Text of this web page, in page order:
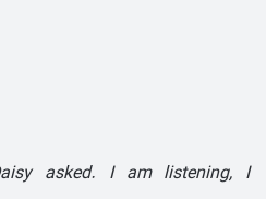
asked. I am listening, I